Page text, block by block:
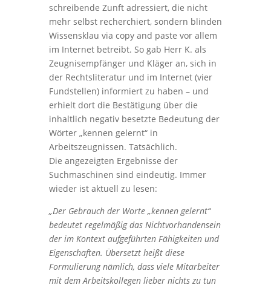
schreibende Zunft adressiert, die nicht
mehr selbst recherchiert, sondern blinden
Wissensklau via copy and paste vor allem
im Internet betreibt. So gab Herr K. als
Zeugnisempfänger und Kläger an, sich in
der Rechtsliteratur und im Internet (vier
Fundstellen) informiert zu haben – und
erhielt dort die Bestätigung über die
inhaltlich negativ besetzte Bedeutung der
Wörter „kennen gelernt“ in
Arbeitszeugnissen. Tatsächlich.
Die angezeigten Ergebnisse der
Suchmaschinen sind eindeutig. Immer
wieder ist aktuell zu lesen:
„Der Gebrauch der Worte „kennen gelernt“
bedeutet regelmäßig das Nichtvorhandensein
der im Kontext aufgeführten Fähigkeiten und
Eigenschaften. Übersetzt heißt diese
Formulierung nämlich, dass viele Mitarbeiter
mit dem Arbeitskollegen lieber nichts zu tun